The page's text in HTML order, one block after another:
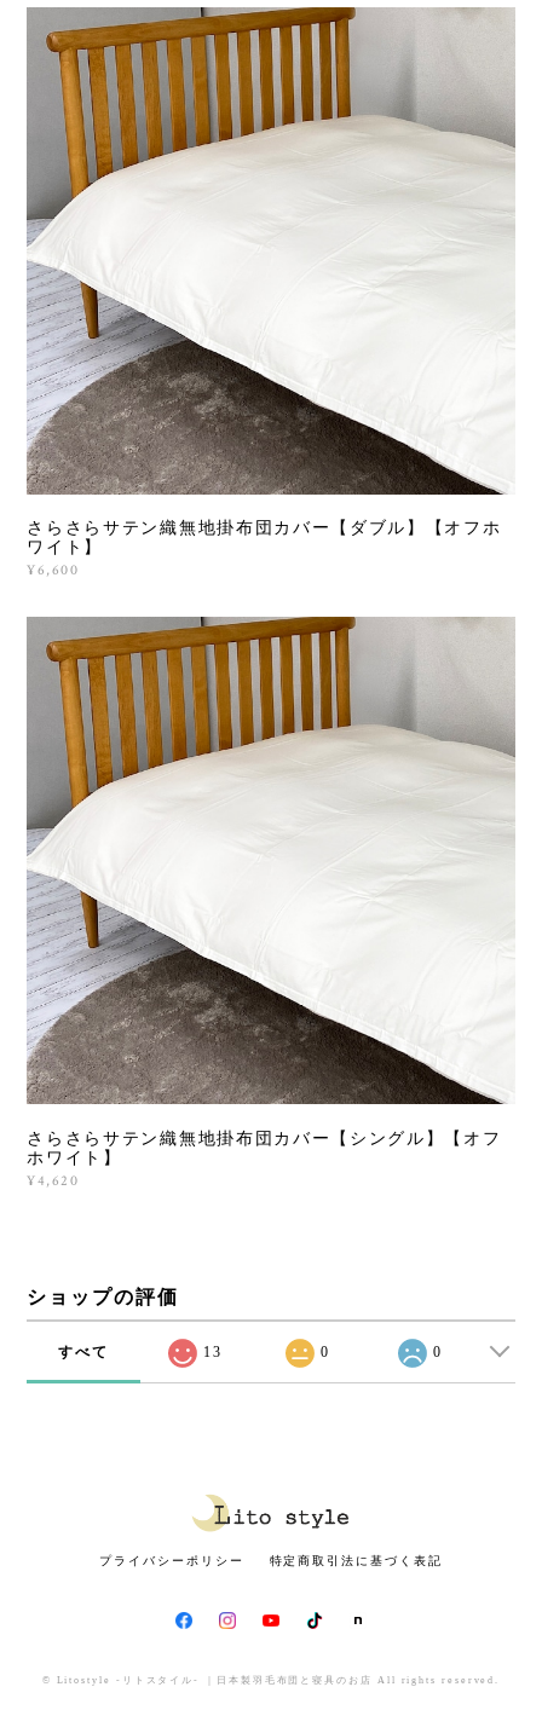
さらさらサテン織無地掛布団カバー【ダブル】【オフホ
ワイト】
¥6,600
さらさらサテン織無地掛布団カバー【シングル】【オフ
ホワイト】
¥4,620
ショップの評価
すべて 13 0 0
プライバシーポリシー 特定商取引法に基づく表記
© Litostyle -リトスタイル- ｜日本製羽毛布団と寝具のお店 All rights reserved.